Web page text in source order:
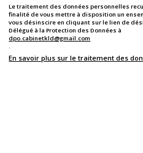
Le traitement des données personnelles
finalité de vous mettre à disposition un
vous désinscire en cliquant sur le lien de
Délégué à la Protection des Données à
dpo.cabinetkld@gmail.com
.
En savoir plus sur le traitement des